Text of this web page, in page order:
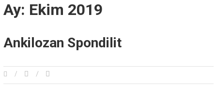
Ay: Ekim 2019
Ankilozan Spondilit